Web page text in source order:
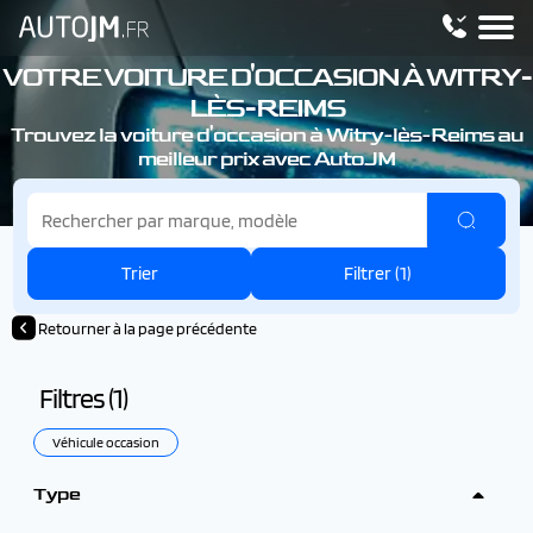
VOTRE VOITURE D'OCCASION À WITRY-
LÈS-REIMS
Trouvez la voiture d'occasion à Witry-lès-Reims au
meilleur prix avec AutoJM
Trier Filtrer (1)
Retourner à la page précédente
Filtres (1)
Véhicule occasion
Type